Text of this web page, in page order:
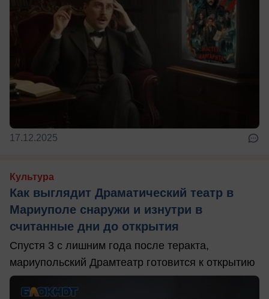
17.12.2025
Культура
Как выглядит Драматический театр в
Мариуполе снаружи и изнутри в
считанные дни до открытия
Спустя 3 с лишним года после теракта,
мариупольский Драмтеатр готовится к открытию